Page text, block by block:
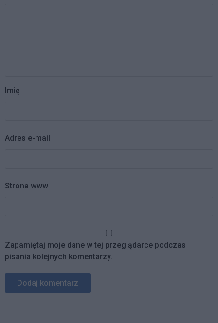
Imię
Adres e-mail
Strona www
Zapamiętaj moje dane w tej przeglądarce podczas
pisania kolejnych komentarzy.